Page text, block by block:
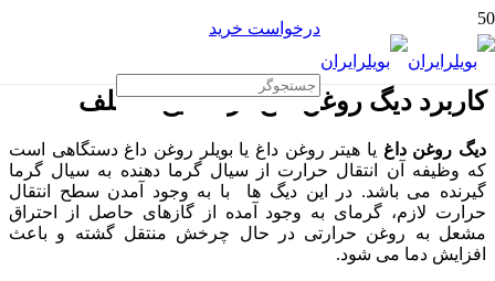
درخواست خرید
کاربرد دیگ روغن داغ در صنایع مختلف
دیگ روغن داغ یا هیتر روغن داغ یا بویلر روغن داغ دستگاهی است
که وظیفه آن انتقال حرارت از سیال گرما دهنده به سیال گرما
گیرنده می باشد. در این دیگ ها با به وجود آمدن سطح انتقال
حرارت لازم، گرمای به وجود آمده از گازهای حاصل از احتراق
مشعل به روغن حرارتی در حال چرخش منتقل گشته و باعث
افزایش دما می شود.